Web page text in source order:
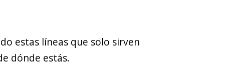
estas líneas que solo sirven
dónde estás.